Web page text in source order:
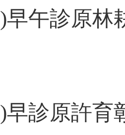
)早午診原林
)早診原許育